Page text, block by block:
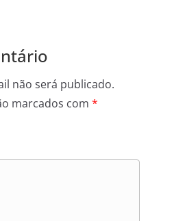
não será publicado.
marcados com *